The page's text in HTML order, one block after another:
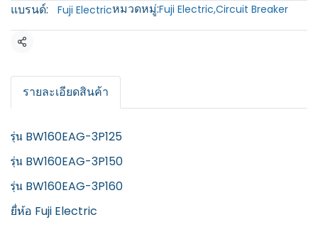
แบรนด์:
Fuji Electricหมวดหมู่:Fuji Electric,Circuit Breaker
แชร์
รายละเอียดสินค้า
รุ่น BW160EAG-3P125
รุ่น BW160EAG-3P150
รุ่น BW160EAG-3P160
ยี่ห้อ Fuji Electric